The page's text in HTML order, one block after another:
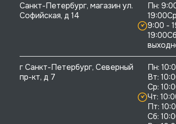
Санкт-Петербург, магазин ул.
Софийская, д 14
Пн:
9:00 -
г Санкт-Петербург, Северный
пр-кт, д 7
Пн:
Вт:
Ср:
Чт:
Пт:
Сб: